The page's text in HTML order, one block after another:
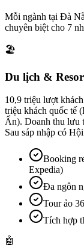
Mỗi ngành tại Đà
chuyên biệt cho 7
🏖️
Du lịch &
10,9 triệu lượt
triệu khách quốc tế
Ấn). Doanh thu lưu
Sau sáp nhập có
Booking
Expedia)
Đa ngôn
Tour ảo
Tích hợp
🤖